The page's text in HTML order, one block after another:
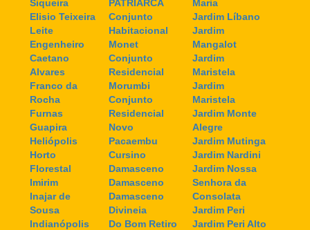
Siqueira
Elisio Teixeira
Leite
Engenheiro
Caetano
Alvares
Franco da
Rocha
Furnas
Guapira
Heliópolis
Horto
Florestal
Imirim
Inajar de
Sousa
Indianópolis
PATRIARCA
Conjunto
Habitacional
Monet
Conjunto
Residencial
Morumbi
Conjunto
Residencial
Novo
Pacaembu
Cursino
Damasceno
Damasceno
Damasceno
Divineia
Do Bom Retiro
Maria
Jardim Líbano
Jardim
Mangalot
Jardim
Maristela
Jardim
Maristela
Jardim Monte
Alegre
Jardim Mutinga
Jardim Nardini
Jardim Nossa
Senhora da
Consolata
Jardim Peri
Jardim Peri Alto